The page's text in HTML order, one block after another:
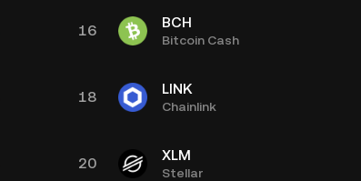
16 BCH
Bitcoin Cash
18 LINK
Chainlink
20 XLM
Stellar